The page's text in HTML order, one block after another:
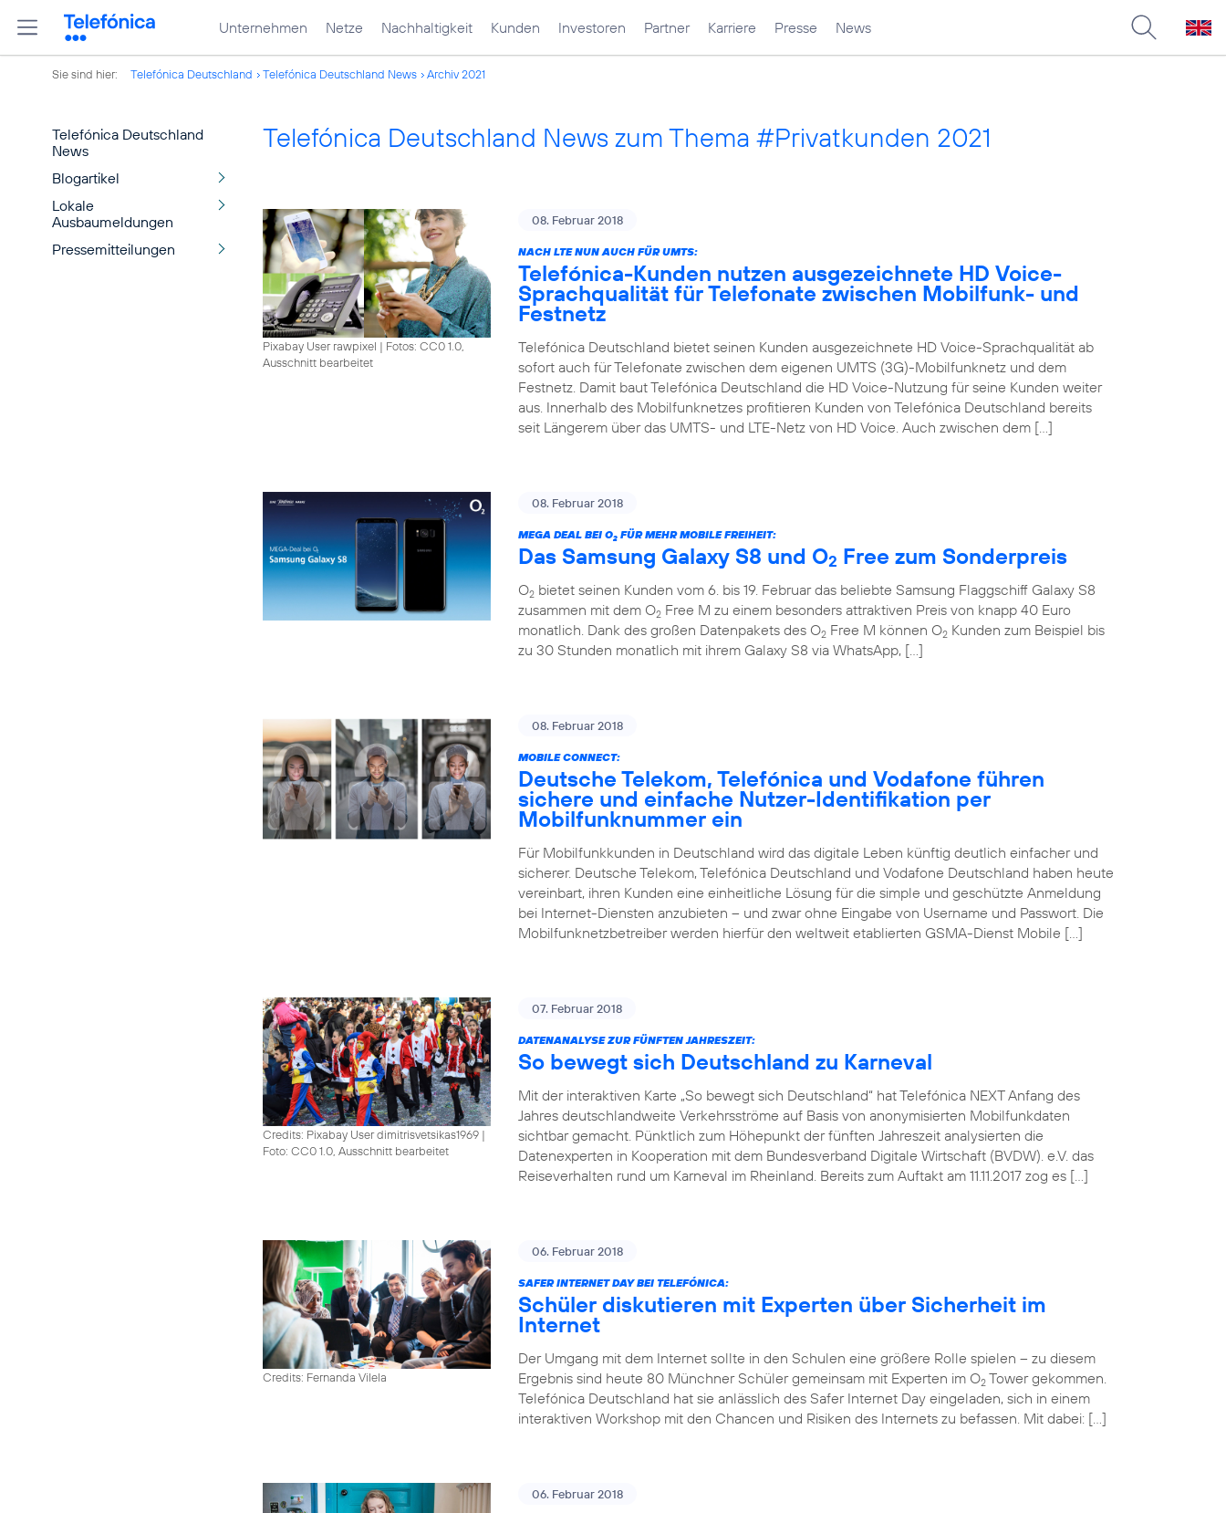
Unternehmen Netze Nachhaltigkeit Kunden Investoren Partner Karriere Presse News
Sie sind hier: Telefónica Deutschland Telefónica Deutschland News Archiv 2021
Telefónica Deutschland
News
Blogartikel
Lokale
Ausbaumeldungen
Pressemitteilungen
Telefónica Deutschland News zum Thema #Privatkunden 2021
Pixabay User rawpixel | Fotos: CC0 1.0,
Ausschnitt bearbeitet
08. Februar 2018
NACH LTE NUN AUCH FÜR UMTS:
Telefónica-Kunden nutzen ausgezeichnete HD Voice-
Sprachqualität für Telefonate zwischen Mobilfunk- und
Festnetz
Telefónica Deutschland bietet seinen Kunden ausgezeichnete HD Voice-Sprachqualität ab
sofort auch für Telefonate zwischen dem eigenen UMTS (3G)-Mobilfunknetz und dem
Festnetz. Damit baut Telefónica Deutschland die HD Voice-Nutzung für seine Kunden weiter
aus. Innerhalb des Mobilfunknetzes profitieren Kunden von Telefónica Deutschland bereits
seit Längerem über das UMTS- und LTE-Netz von HD Voice. Auch zwischen dem […]
08. Februar 2018
MEGA DEAL BEI O2 FÜR MEHR MOBILE FREIHEIT:
Das Samsung Galaxy S8 und O2 Free zum Sonderpreis
O2 bietet seinen Kunden vom 6. bis 19. Februar das beliebte Samsung Flaggschiff Galaxy S8
zusammen mit dem O2 Free M zu einem besonders attraktiven Preis von knapp 40 Euro
monatlich. Dank des großen Datenpakets des O2 Free M können O2 Kunden zum Beispiel bis
zu 30 Stunden monatlich mit ihrem Galaxy S8 via WhatsApp, […]
08. Februar 2018
MOBILE CONNECT:
Deutsche Telekom, Telefónica und Vodafone führen
sichere und einfache Nutzer-Identifikation per
Mobilfunknummer ein
Für Mobilfunkkunden in Deutschland wird das digitale Leben künftig deutlich einfacher und
sicherer. Deutsche Telekom, Telefónica Deutschland und Vodafone Deutschland haben heute
vereinbart, ihren Kunden eine einheitliche Lösung für die simple und geschützte Anmeldung
bei Internet-Diensten anzubieten – und zwar ohne Eingabe von Username und Passwort. Die
Mobilfunknetzbetreiber werden hierfür den weltweit etablierten GSMA-Dienst Mobile […]
Credits: Pixabay User dimitrisvetsikas1969 |
Foto: CC0 1.0, Ausschnitt bearbeitet
07. Februar 2018
DATENANALYSE ZUR FÜNFTEN JAHRESZEIT:
So bewegt sich Deutschland zu Karneval
Mit der interaktiven Karte „So bewegt sich Deutschland“ hat Telefónica NEXT Anfang des
Jahres deutschlandweite Verkehrsströme auf Basis von anonymisierten Mobilfunkdaten
sichtbar gemacht. Pünktlich zum Höhepunkt der fünften Jahreszeit analysierten die
Datenexperten in Kooperation mit dem Bundesverband Digitale Wirtschaft (BVDW). e.V. das
Reiseverhalten rund um Karneval im Rheinland. Bereits zum Auftakt am 11.11.2017 zog es […]
Credits: Fernanda Vilela
06. Februar 2018
SAFER INTERNET DAY BEI TELEFÓNICA:
Schüler diskutieren mit Experten über Sicherheit im
Internet
Der Umgang mit dem Internet sollte in den Schulen eine größere Rolle spielen – zu diesem
Ergebnis sind heute 80 Münchner Schüler gemeinsam mit Experten im O2 Tower gekommen.
Telefónica Deutschland hat sie anlässlich des Safer Internet Day eingeladen, sich in einem
interaktiven Workshop mit den Chancen und Risiken des Internets zu befassen. Mit dabei: […]
06. Februar 2018